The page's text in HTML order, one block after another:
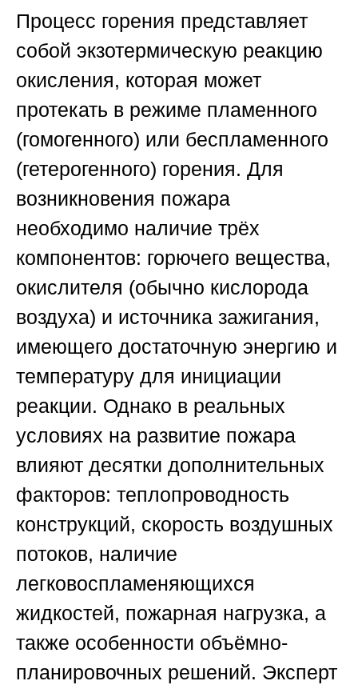
Процесс горения представляет
собой экзотермическую реакцию
окисления, которая может
протекать в режиме пламенного
(гомогенного) или беспламенного
(гетерогенного) горения. Для
возникновения пожара
необходимо наличие трёх
компонентов: горючего вещества,
окислителя (обычно кислорода
воздуха) и источника зажигания,
имеющего достаточную энергию и
температуру для инициации
реакции. Однако в реальных
условиях на развитие пожара
влияют десятки дополнительных
факторов: теплопроводность
конструкций, скорость воздушных
потоков, наличие
легковоспламеняющихся
жидкостей, пожарная нагрузка, а
также особенности объёмно-
планировочных решений. Эксперт